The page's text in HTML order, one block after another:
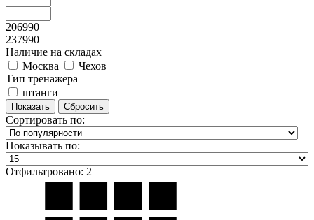
206990
237990
Наличие на складах
Москва
Чехов
Тип тренажера
штанги
Сортировать по:
Показывать по:
Отфильтровано: 2